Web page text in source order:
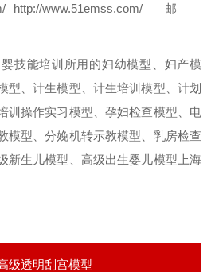
http://www.51emss.com/ 邮
技能培训所用的妇幼模型、妇产模
型、计生模型、计生培训模型、计划
训操作实习模型、孕妇检查模型、电
模型、分娩机转示教模型、乳房检查
新生儿模型、高级出生婴儿模型上海
级透明刮宫模型